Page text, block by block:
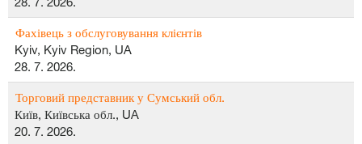
Фахівець з обслуговування клієнтів
Kyiv, Kyiv Region, UA
28. 7. 2026.
Торговий представник у Сумський обл.
Київ, Київська обл., UA
20. 7. 2026.